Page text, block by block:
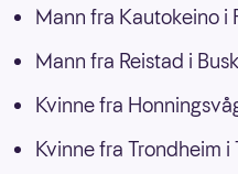
Mann fra Kautokeino i
Mann fra Reistad i
Kvinne fra
Kvinne fra Trondheim i